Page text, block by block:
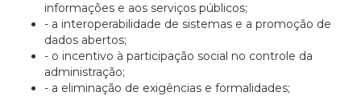
informações e aos serviços públicos;
- a interoperabilidade de sistemas e a promoção de
dados abertos;
- o incentivo à participação social no controle da
administração;
- a eliminação de exigências e formalidades;